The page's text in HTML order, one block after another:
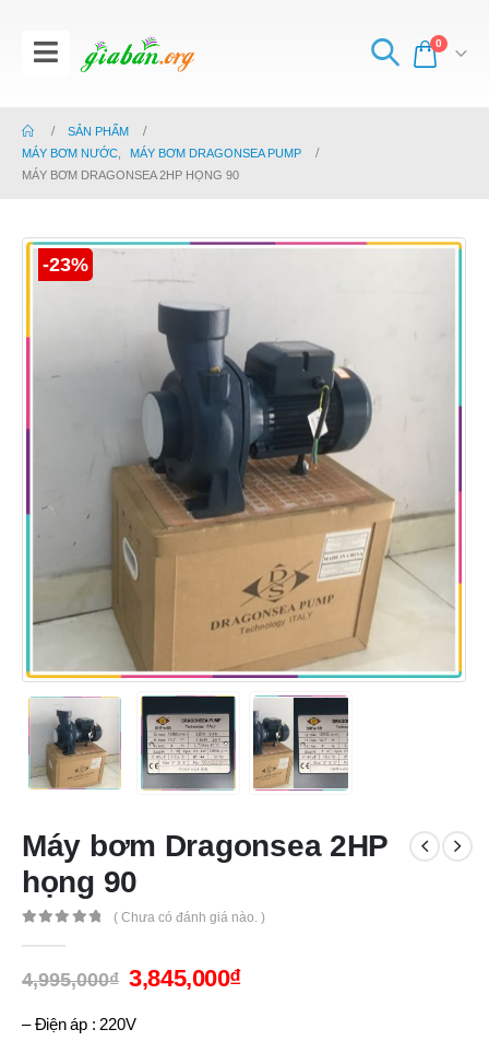
0
SẢN PHẨM
MÁY BƠM NƯỚC
MÁY BƠM DRAGONSEA PUMP
MÁY BƠM DRAGONSEA 2HP HỌNG 90
-23%
Máy bơm Dragonsea 2HP
họng 90
( Chưa có đánh giá nào. )
4,995,000₫ 3,845,000₫
– Điện áp : 220V